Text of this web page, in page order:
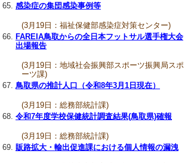
感染症の集団感染事例等
(3月19日：福祉保健部感染症対策センター)
FAREIA鳥取からの全日本フットサル選手権大会
出場報告
(3月19日：地域社会振興部スポーツ振興局スポ
ーツ課)
鳥取県の推計人口（令和8年3月1日現在）
(3月19日：総務部統計課)
令和7年度学校保健統計調査結果(鳥取県)確報
(3月19日：総務部統計課)
販路拡大・輸出促進課における個人情報の漏洩